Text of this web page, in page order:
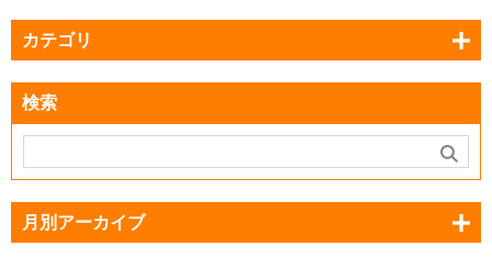
カテゴリ
検索
月別アーカイブ